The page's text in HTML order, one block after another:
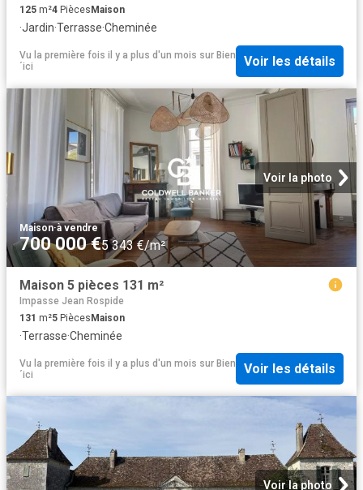
125 m²4 Pièces Maison
·Jardin·Terrasse·Cheminée
Vu la première fois il y a plus d'un mois sur Bien
´ici
Voir les détails
Voir la photo
Maison·à vendre
700 000 €5 343 €/m²
Maison 5 pièces 131 m²
Impasse Jean Rospide
131 m²5 PiècesMaison
·Terrasse·Cheminée
Vu la première fois il y a plus d'un mois sur Bien
´ici
Voir les détails
Voir la photo